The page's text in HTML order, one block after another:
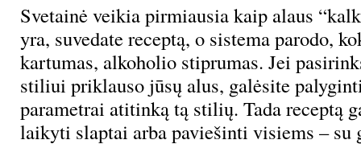
Svetainė veikia pirmiausia kaip alaus
yra, suvedate receptą, o sistema parodo,
kartumas, alkoholio stiprumas. Jei
stiliui priklauso jūsų alus, galėsite
parametrai atitinką tą stilių. Tada receptą
laikyti slaptai arba paviešinti visiems – su